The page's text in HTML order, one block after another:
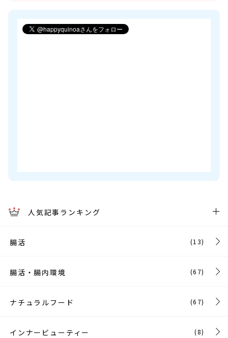
人気記事ランキング
腸活 (13)
腸活・腸内環境 (67)
ナチュラルフード (67)
インナービューティー (8)